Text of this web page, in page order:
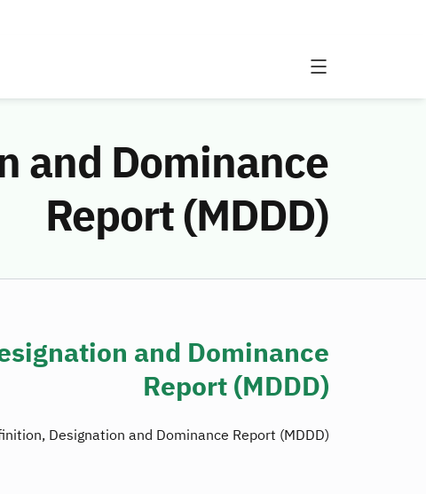
and Dominance
Report (MDDD)
and Dominance
Report (MDDD)
Designation and Dominance Report (MDDD)